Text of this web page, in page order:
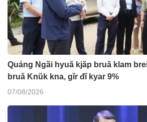
Quảng Ngãi hyuă kjăp bruă klam
bruă Knŭk kna, gĭr đĭ kyar 9%
07/08/2026